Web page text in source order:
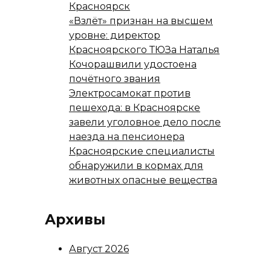
Красноярск
«Взлёт» признан на высшем
уровне: директор
Красноярского ТЮЗа Наталья
Кочорашвили удостоена
почётного звания
Электросамокат против
пешехода: в Красноярске
завели уголовное дело после
наезда на пенсионера
Красноярские специалисты
обнаружили в кормах для
животных опасные вещества
Архивы
Август 2026